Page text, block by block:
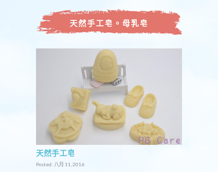
天然手工皂。母乳皂
天然手工皂
Posted: 八月 11, 2016